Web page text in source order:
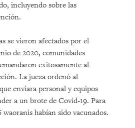
incluyendo sobre las
se vieron afectados por el
de 2020, comunidades
exitosamente al
La jueza ordenó al
enviara personal y equipos
a un brote de Covid-19. Para
waoranis habían sido vacunados.